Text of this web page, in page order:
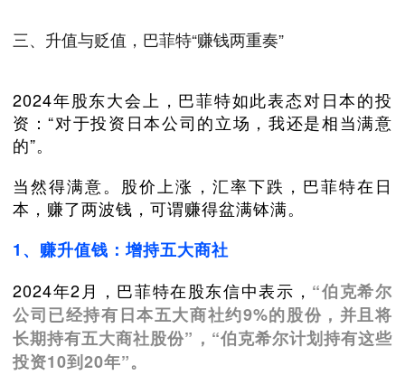
三、升值与贬值，巴菲特“赚钱两重奏”
2024年股东大会上，巴菲特如此表态对日本的投
资：“对于投资日本公司的立场，我还是相当满意
的”。
当然得满意。股价上涨，汇率下跌，巴菲特在日
本，赚了两波钱，可谓赚得盆满钵满。
1、赚升值钱：增持五大商社
2024年2月，巴菲特在股东信中表示， “伯克希尔
公司已经持有日本五大商社约9%的股份，并且将
长期持有五大商社股份”，“伯克希尔计划持有这些
投资10到20年”。